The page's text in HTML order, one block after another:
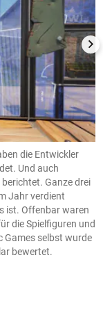
die Entwickler
Und auch
Ganze drei
Jahr verdient
ist. Offenbar waren
die Spielfiguren und
Games selbst wurde
bewertet.